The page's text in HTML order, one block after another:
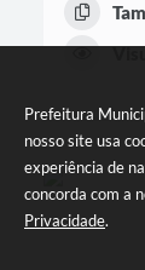
Prefeitura
nosso site usa
experiência de
concorda com a
Privacidade.